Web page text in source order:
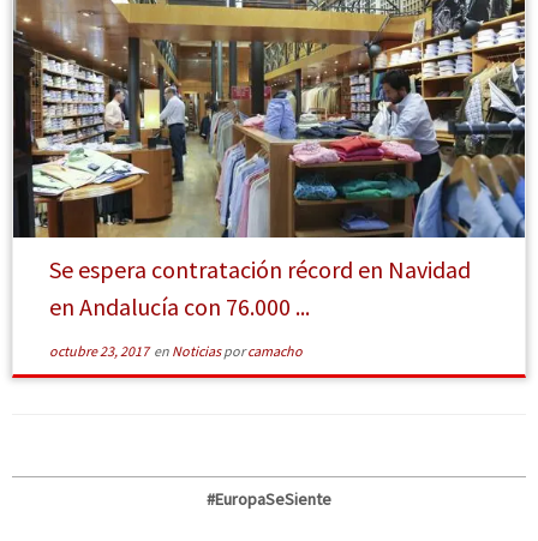
[Leer más]
Se espera contratación récord en Navidad
en Andalucía con 76.000 ...
octubre 23, 2017en Noticiasporcamacho
#EuropaSeSiente